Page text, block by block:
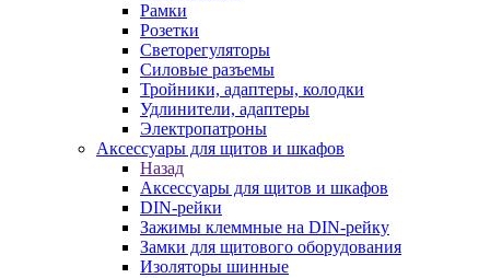
Рамки
Розетки
Светорегуляторы
Силовые разъемы
Тройники, адаптеры, колодки
Удлинители, адаптеры
Электропатроны
Аксессуары для щитов и шкафов
Назад
Аксессуары для щитов и шкафов
DIN-рейки
Зажимы клеммные на DIN-рейку
Замки для щитового оборудования
Изоляторы шинные